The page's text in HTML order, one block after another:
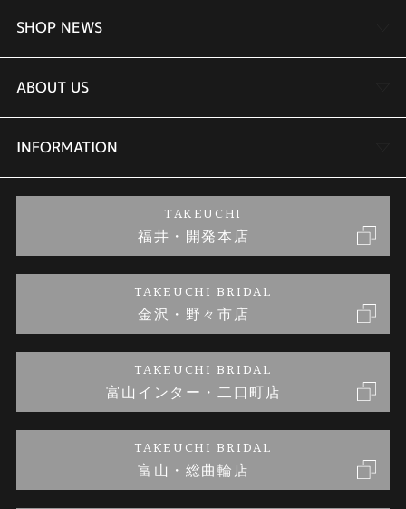
婚約指輪
結婚指輪
セットリング
婚約ネックレス
金・プラチナのお取引
SHOP NEWS
TAKEUCHI BRIDAL金沢本店情報
商品一覧
ブランドリスト
金澤指輪工房｜手作りペアリング
金澤指輪工房｜手作り結婚指輪 and 婚約指輪
金澤指輪工房｜手作り婚約指輪プロポーズプラン
ABOUT US
会社概要
お客様の声
INFORMATION
プライバシーポリシー
TAKEUCHI
福井・開発本店
TAKEUCHI BRIDAL
金沢・野々市店
TAKEUCHI BRIDAL
富山インター・二口町店
TAKEUCHI BRIDAL
富山・総曲輪店